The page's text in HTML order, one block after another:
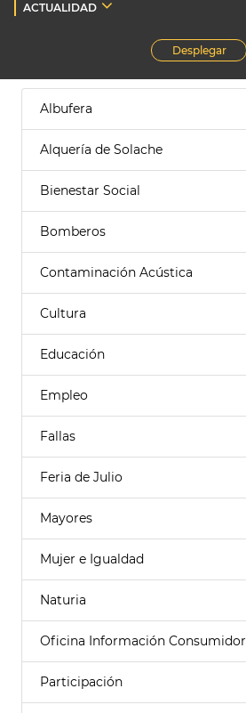
ACTUALIDAD
Desplegar
Albufera
Alquería de Solache
Bienestar Social
Bomberos
Contaminación Acústica
Cultura
Educación
Empleo
Fallas
Feria de Julio
Mayores
Mujer e Igualdad
Naturia
Oficina Información Consumidor
Participación